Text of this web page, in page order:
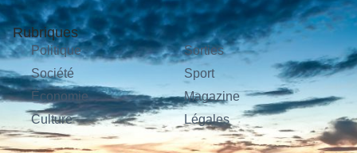
Rubriques
Politique
Société
Économie
Culture
Sorties
Sport
Magazine
Légales